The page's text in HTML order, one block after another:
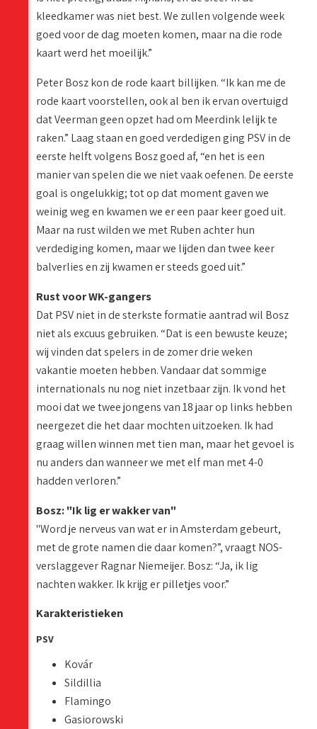
kleedkamer was niet best. We zullen volgende week
goed voor de dag moeten komen, maar na die rode
kaart werd het moeilijk.”
Peter Bosz kon de rode kaart billijken. “Ik kan me de
rode kaart voorstellen, ook al ben ik ervan overtuigd
dat Veerman geen opzet had om Meerdink lelijk te
raken.” Laag staan en goed verdedigen ging PSV in de
eerste helft volgens Bosz goed af, “en het is een
manier van spelen die we niet vaak oefenen. De eerste
goal is ongelukkig; tot op dat moment gaven we
weinig weg en kwamen we er een paar keer goed uit.
Maar na rust wilden we met Ruben achter hun
verdediging komen, maar we lijden dan twee keer
balverlies en zij kwamen er steeds goed uit.”
Rust voor WK-gangers
Dat PSV niet in de sterkste formatie aantrad wil Bosz
niet als excuus gebruiken. “Dat is een bewuste keuze;
wij vinden dat spelers in de zomer drie weken
vakantie moeten hebben. Vandaar dat sommige
internationals nu nog niet inzetbaar zijn. Ik vond het
mooi dat we twee jongens van 18 jaar op links hebben
neergezet die het daar mochten uitzoeken. Ik had
graag willen winnen met tien man, maar het gevoel is
nu anders dan wanneer we met elf man met 4-0
hadden verloren.”
Bosz: "Ik lig er wakker van"
"Word je nerveus van wat er in Amsterdam gebeurt,
met de grote namen die daar komen?”, vraagt NOS-
verslaggever Ragnar Niemeijer. Bosz: “Ja, ik lig
nachten wakker. Ik krijg er pilletjes voor.”
Karakteristieken
PSV
Kovár
Sildillia
Flamingo
Gasiorowski